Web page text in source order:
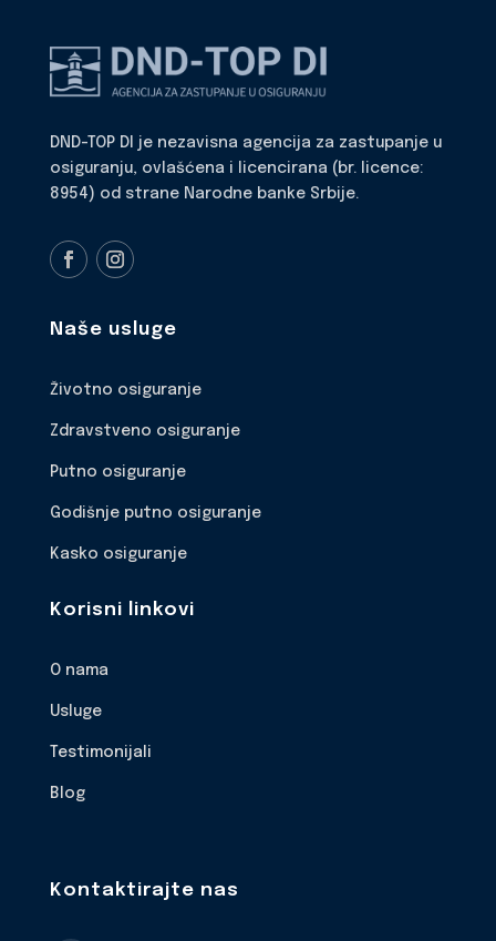
DND-TOP DI je nezavisna agencija za zastupanje u
osiguranju, ovlašćena i licencirana (br. licence:
8954) od strane Narodne banke Srbije.
Naše usluge
Životno osiguranje
Zdravstveno osiguranje
Putno osiguranje
Godišnje putno osiguranje
Kasko osiguranje
Korisni linkovi
O nama
Usluge
Testimonijali
Blog
Kontaktirajte nas